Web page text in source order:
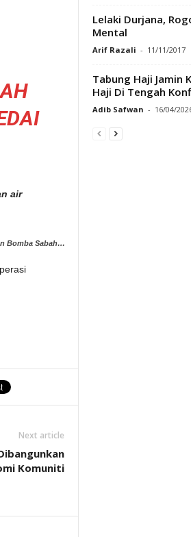
air
Bomba Sabah…
Next article
Komuniti
Lelaki Durjana,
Mental
Arif Razali - 11/11/2017
Tabung Haji Jamin
Haji Di Tengah
Adib Safwan - 16/04/